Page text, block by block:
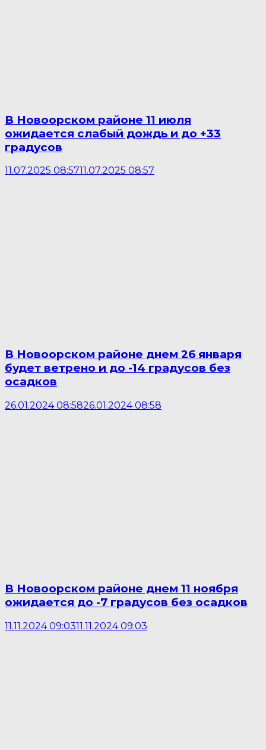
В Новоорском районе 11 июля
ожидается слабый дождь и до +33
градусов
11.07.2025 08:5711.07.2025 08:57
В Новоорском районе днем 26 января
будет ветрено и до -14 градусов без
осадков
26.01.2024 08:5826.01.2024 08:58
В Новоорском районе днем 11 ноября
ожидается до -7 градусов без осадков
11.11.2024 09:0311.11.2024 09:03